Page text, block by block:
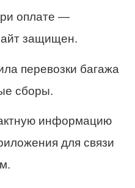
оплате —
защищен.
перевозки багажа
сборы.
информацию
для связи